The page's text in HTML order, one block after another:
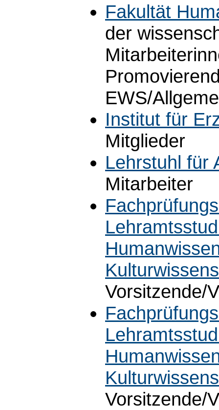
Fakultät
der
EWS/
Institut für
Mitglieder
Lehrstuhl für
Mitarbeiter
Vorsitzende/
Vorsitzende/